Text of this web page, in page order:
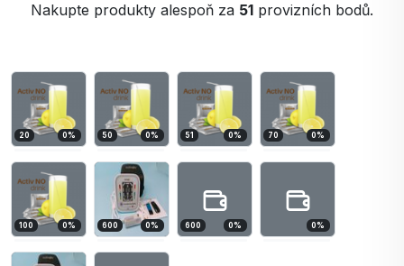
Nakupte produkty alespoň za 51 provizních bodů.
20 0% 50 0% 51 0% 70 0%
100 0% 600 0% 600 0% 0%